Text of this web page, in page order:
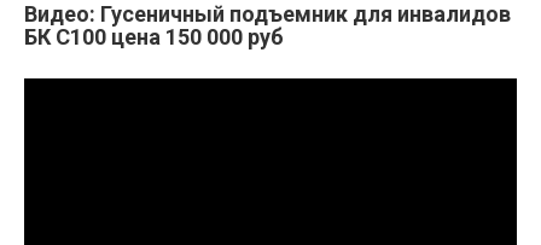
Видео: Гусеничный подъемник для инвалидов
БК С100 цена 150 000 руб